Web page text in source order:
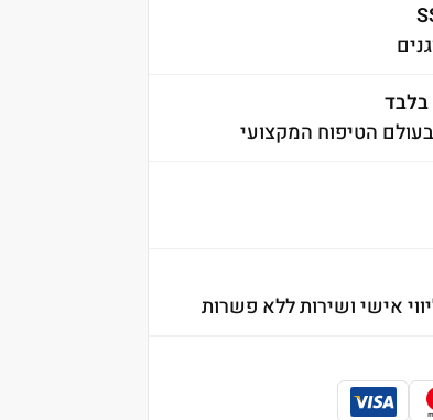
בלבד
הטיפוח המקצועי
אישי ושירות ללא פשרות